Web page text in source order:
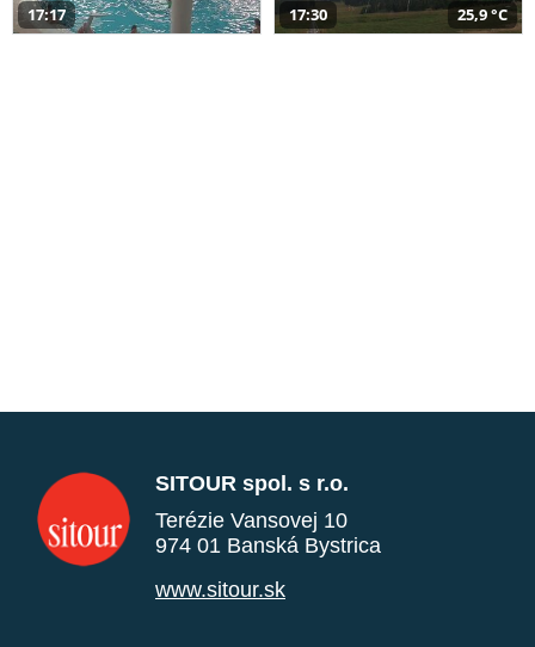
17:17 17:30 25,9 °C
SITOUR spol. s r.o.
Terézie Vansovej 10
974 01 Banská Bystrica
www.sitour.sk